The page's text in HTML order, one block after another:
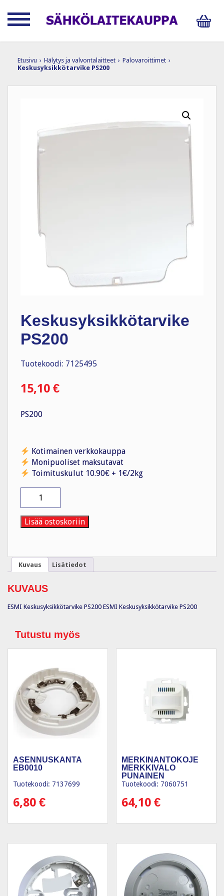
Etusivu › Hälytys ja valvontalaitteet › Palovaroittimet ›
Keskusyksikkötarvike PS200
Keskusyksikkötarvike
PS200
Tuotekoodi: 7125495
15,10 €
PS200
Kotimainen verkkokauppa
Monipuoliset maksutavat
Toimituskulut 10.90€ + 1€/2kg
PS200
määrä
Lisää ostoskoriin
Kuvaus Lisätiedot
KUVAUS
ESMI Keskusyksikkötarvike PS200 ESMI Keskusyksikkötarvike PS200
Tutustu myös
ASENNUSKANTA
EB0010
Tuotekoodi: 7137699
6,80 €
MERKINANTOKOJE
MERKKIVALO
PUNAINEN
Tuotekoodi: 7060751
64,10€